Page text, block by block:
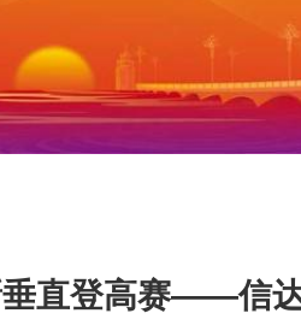
垂直登高赛——信